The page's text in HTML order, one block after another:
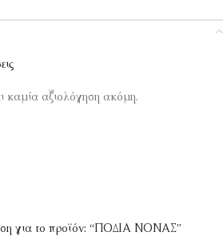
καμία αξιολόγηση ακόμη.
για το προϊόν: “ΠΟΔΙΑ ΝΟΝΑΣ”